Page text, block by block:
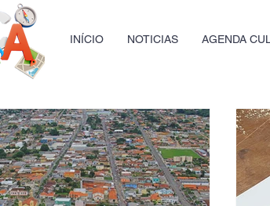
INÍCIO NOTICIAS AGENDA